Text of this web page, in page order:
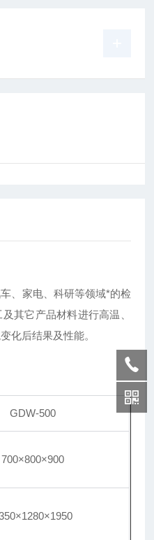
、家电、科研等领域*的检
其它产品材料进行高温、
化后结果及性能。
GDW-500
700×800×900